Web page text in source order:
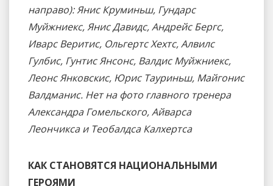
направо): Янис Круминьш, Гундарс
Муйжниекс, Янис Давидс, Андрейс Бергс,
Иварс Веритис, Ольгертс Хехтс, Алвилс
Гулбис, Гунтис Янсонс, Валдис Муйжниекс,
Леонс Янковскис, Юрис Тауриньш, Майгонис
Валдманис. Нет на фото главного тренера
Александра Гомельского, Айварса
Леончикса и Теобалдса Калхертса
КАК СТАНОВЯТСЯ НАЦИОНАЛЬНЫМИ
ГЕРОЯМИ